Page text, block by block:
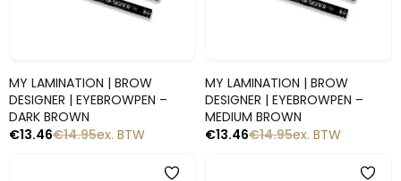
Snelle blik
MY LAMINATION | BROW
DESIGNER | EYEBROWPEN –
DARK BROWN
€14.95
€13.46 ex. BTW
Snelle blik
MY LAMINATION | BROW
DESIGNER | EYEBROWPEN –
MEDIUM BROWN
€14.95
€13.46 ex. BTW